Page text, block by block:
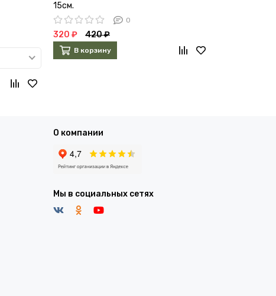
15см.
0
320 ₽ 420 ₽
В корзину
О компании
Мы в социальных сетях